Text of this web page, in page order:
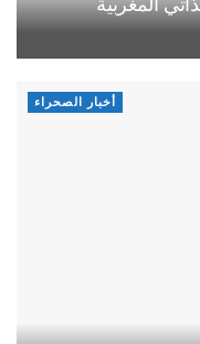
أخبار الصحراء